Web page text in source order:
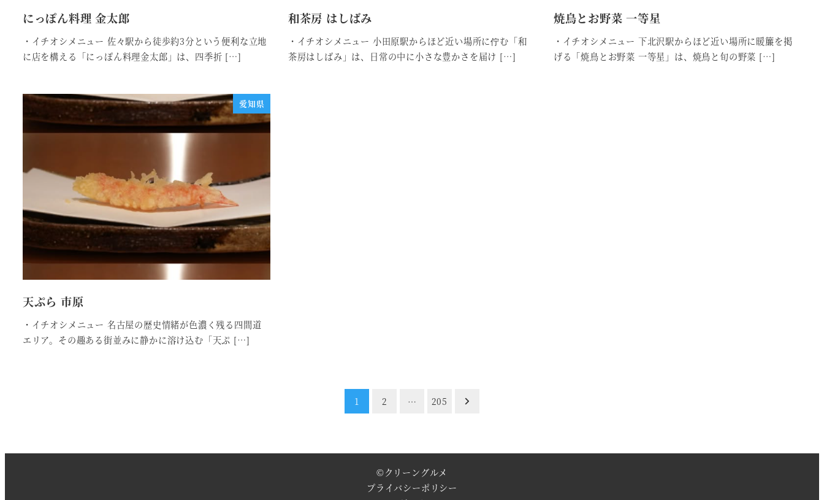
にっぽん料理 金太郎
・イチオシメニュー 佐々駅から徒歩約3分という便利な立地
に店を構える「にっぽん料理金太郎」は、四季折 […]
和茶房 はしばみ
・イチオシメニュー 小田原駅からほど近い場所に佇む「和
茶房はしばみ」は、日常の中に小さな豊かさを届け […]
焼鳥とお野菜 一等星
・イチオシメニュー 下北沢駅からほど近い場所に暖簾を掲
げる「焼鳥とお野菜 一等星」は、焼鳥と旬の野菜 […]
愛知県
天ぷら 市原
・イチオシメニュー 名古屋の歴史情緒が色濃く残る四間道
エリア。その趣ある街並みに静かに溶け込む「天ぷ […]
ナ
1 2 … 205
©クリーングルメ
プライバシーポリシー